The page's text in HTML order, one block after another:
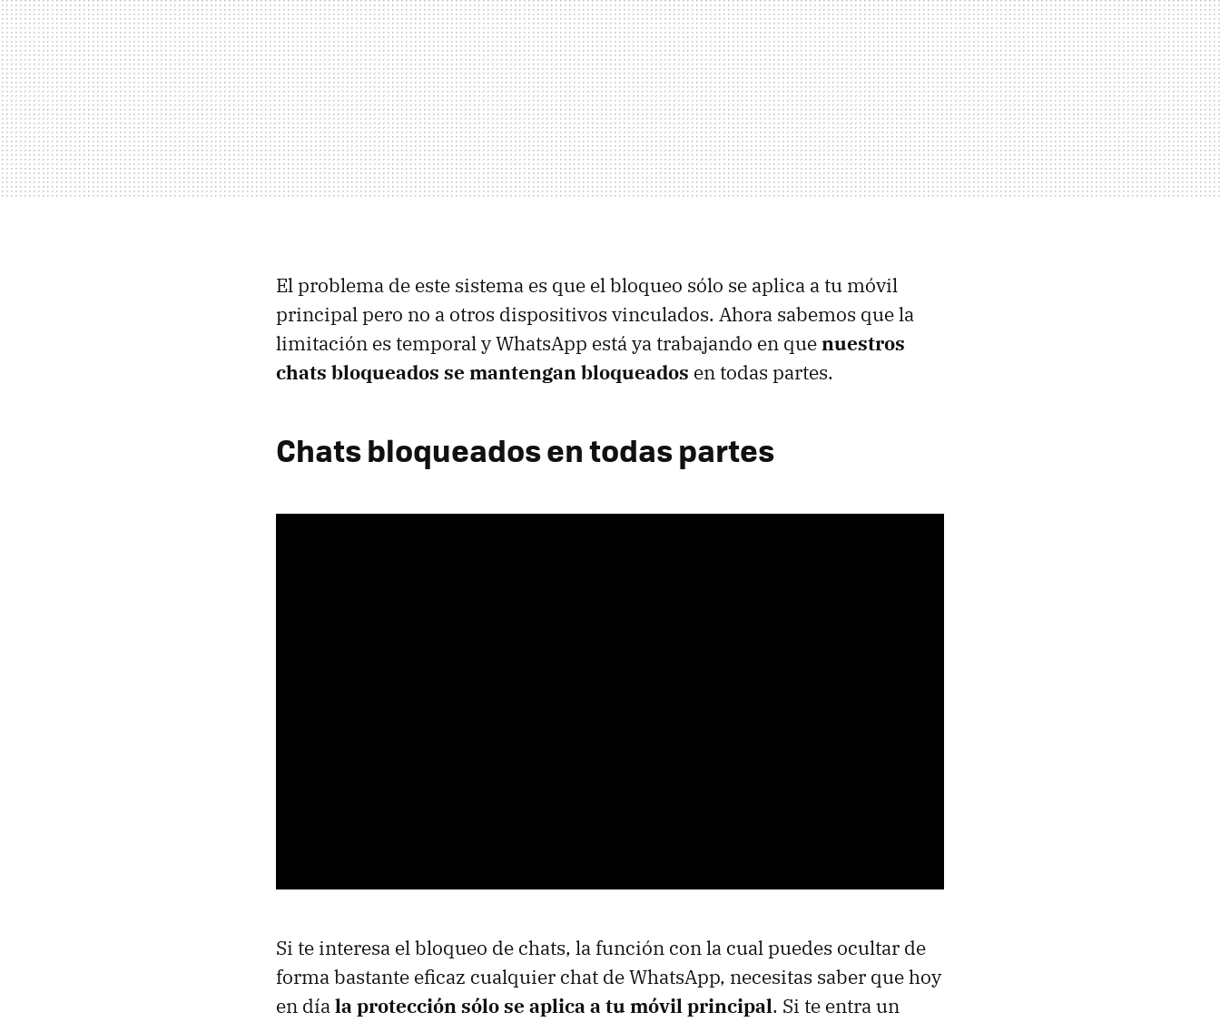
El problema de este sistema es que el bloqueo sólo se aplica a tu móvil
principal pero no a otros dispositivos vinculados. Ahora sabemos que la
limitación es temporal y WhatsApp está ya trabajando en quenuestros
chats bloqueados se mantengan bloqueados en todas partes.
Chats bloqueados en todas partes
Si te interesa el bloqueo de chats, la función con la cual puedes ocultar de
forma bastante eficaz cualquier chat de WhatsApp, necesitas saber que hoy
en díala protección sólo se aplica a tu móvil principal. Si te entra un